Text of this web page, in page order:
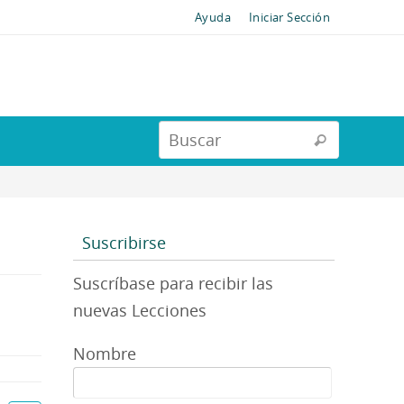
Ayuda Iniciar Sección
Suscribirse
Suscríbase para recibir las
nuevas Lecciones
Nombre